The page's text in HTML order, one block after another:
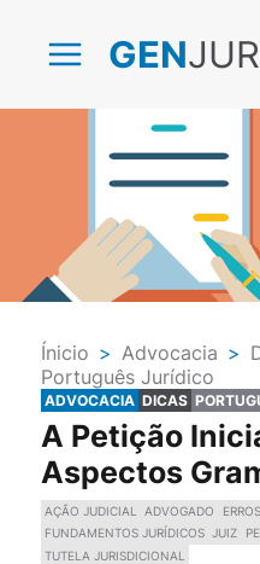
GEN
Ínicio > Advocacia >
Português Jurídico
ADVOCACIA DICAS
A Petição
Aspectos
AÇÃO JUDICIAL ADVOGADO
FUNDAMENTOS JURÍDICOS JUIZ
TUTELA JURISDICIONAL